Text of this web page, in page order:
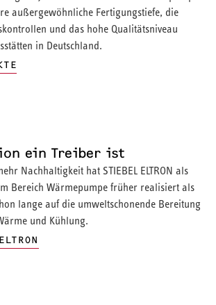
außergewöhnliche Fertigungstiefe, die
und das hohe Qualitätsniveau
in Deutschland.
ein Treiber ist
Nachhaltigkeit hat STIEBEL ELTRON als
Bereich Wärmepumpe früher realisiert als
lange auf die umweltschonende Bereitung
und Kühlung.